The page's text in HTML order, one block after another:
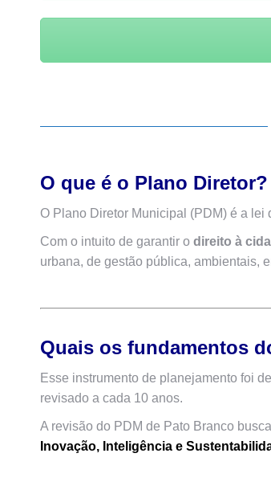
O que é o Plano Diretor?
O Plano Diretor Municipal (PDM) é a lei
Com o intuito de garantir o direito à
urbana, de gestão pública, ambientais,
Quais os fundamentos
Esse instrumento de planejamento foi
revisado a cada 10 anos.
A revisão do PDM de Pato Branco
Inovação, Inteligência e